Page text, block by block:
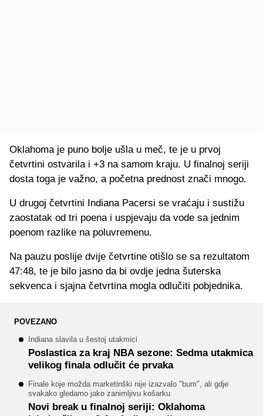
Oklahoma je puno bolje ušla u meč, te je u prvoj
četvrtini ostvarila i +3 na samom kraju. U finalnoj seriji
dosta toga je važno, a početna prednost znači mnogo.
U drugoj četvrtini Indiana Pacersi se vraćaju i sustižu
zaostatak od tri poena i uspjevaju da vode sa jednim
poenom razlike na poluvremenu.
Na pauzu poslije dvije četvrtine otišlo se sa rezultatom
47:48, te je bilo jasno da bi ovdje jedna šuterska
sekvenca i sjajna četvrtina mogla odlučiti pobjednika.
POVEZANO
Indiana slavila u šestoj utakmici
Poslastica za kraj NBA sezone: Sedma utakmica
velikog finala odlučit će prvaka
Finale koje možda marketinški nije izazvalo "bum", ali gdje
svakako gledamo jako zanimljivu košarku
Novi break u finalnoj seriji: Oklahoma